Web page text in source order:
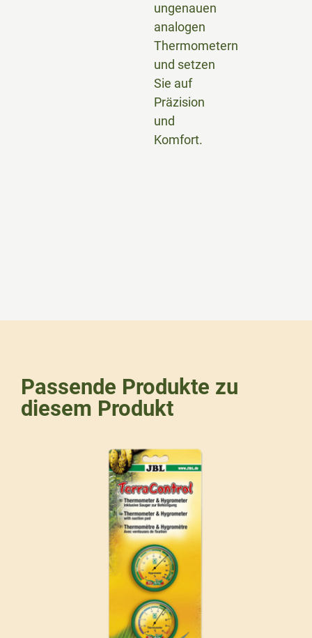
ungenauen
analogen
Thermometern
und setzen
Sie auf
Präzision
und
Komfort.
Passende Produkte zu
diesem Produkt